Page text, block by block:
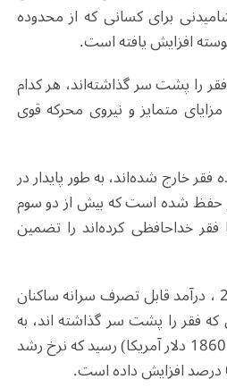
برای کسانی که از محدوده
افزایش یافته است.
روستا که فقر را پشت سر گذاشته‌اند، هر کدام
متمایز و نیروی محرکه قوی
خارج شده‌اند، به طور پایدار در
میلیون نفر حفظ شده است که بیش از دو سوم
فقر خداحافظی کرده‌اند را تضمین
در سه ماهه اول سال 2025 ، درآمد قابل تصرف سرانه ساکنان
فقر را پشت سر گذاشته اند، به
13 هزار و 158 یوان (حدود 1860 دلار آمریکا) رسید که نرخ رشد